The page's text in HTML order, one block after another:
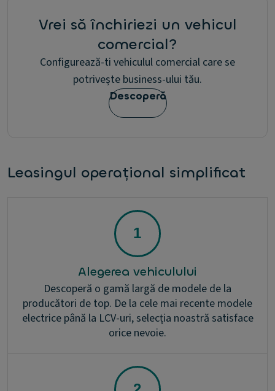
Vrei să închiriezi un vehicul
comercial?
Configurează-ti vehiculul comercial care se
potrivește business-ului tău.
Descoperă
Leasingul operațional simplificat
Alegerea vehiculului
Descoperă o gamă largă de modele de la
producători de top. De la cele mai recente modele
electrice până la LCV-uri, selecția noastră satisface
orice nevoie.